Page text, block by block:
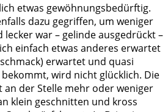
etwas gewöhnungsbedürftig.
dazu gegriffen, um weniger
lecker war – gelinde ausgedrückt –
einfach etwas anderes erwartet
erwartet und quasi
wird nicht glücklich. Die
an der Stelle mehr oder weniger
klein geschnitten und kross